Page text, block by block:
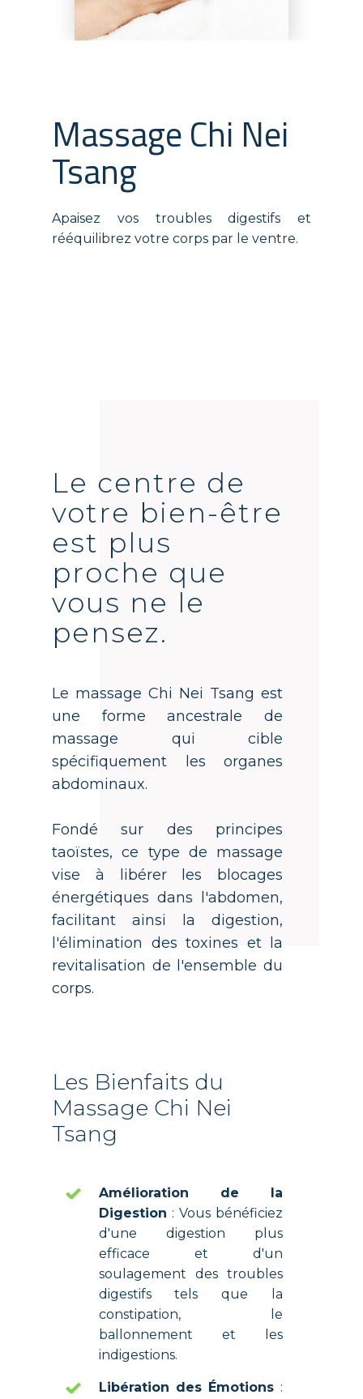
Massage Chi Nei
Tsang
Apaisez vos troubles digestifs et
rééquilibrez votre corps par le ventre.
Le centre de
votre bien-être
est plus
proche que
vous ne le
pensez.
Le massage Chi Nei Tsang est
une forme ancestrale de
massage qui cible
spécifiquement les organes
abdominaux.
Fondé sur des principes
taoïstes, ce type de massage
vise à libérer les blocages
énergétiques dans l'abdomen,
facilitant ainsi la digestion,
l'élimination des toxines et la
revitalisation de l'ensemble du
corps.
Les Bienfaits ​du
Massage ​​Chi Nei
Tsang
Amélioration de la
Digestion : Vous bénéficiez
d'une digestion plus
efficace et d'un
soulagement des troubles
digestifs tels que la
constipation, le
ballonnement et les
indigestions.
Libération des Émotions :